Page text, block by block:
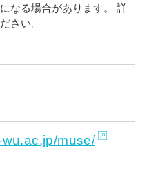
なる場合があります。 詳
さい。
muse/